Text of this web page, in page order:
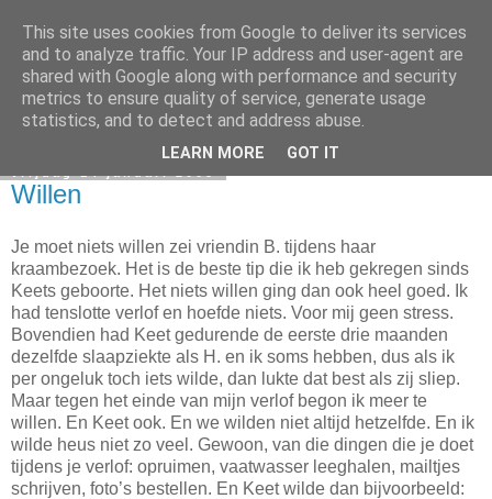
Elsbeth Teeling
Willen
Je moet niets willen zei vriendin B. tijdens haar
kraambezoek. Het is de beste tip die ik heb gekregen sinds
Keets geboorte. Het niets willen ging dan ook heel goed. Ik
had tenslotte verlof en hoefde niets. Voor mij geen stress.
Bovendien had Keet gedurende de eerste drie maanden
dezelfde slaapziekte als H. en ik soms hebben, dus als ik
per ongeluk toch iets wilde, dan lukte dat best als zij sliep.
Maar tegen het einde van mijn verlof begon ik meer te
willen. En Keet ook. En we wilden niet altijd hetzelfde. En ik
wilde heus niet zo veel. Gewoon, van die dingen die je doet
tijdens je verlof: opruimen, vaatwasser leeghalen, mailtjes
schrijven, foto’s bestellen. En Keet wilde dan bijvoorbeeld:
This site uses cookies from Google to deliver its services
and to analyze traffic. Your IP address and user-agent are
shared with Google along with performance and security
metrics to ensure quality of service, generate usage
statistics, and to detect and address abuse.
LEARN MORE GOT IT